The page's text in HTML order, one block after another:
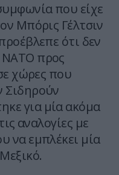
που είχε
Μπόρις Γέλτσιν
ότι δεν
ΝΑΤΟ προς
χώρες που
Σιδηρούν
για μία ακόμα
αναλογίες με
να εμπλέκει μία